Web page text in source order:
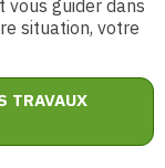
vous guider dans
situation, votre
TRAVAUX